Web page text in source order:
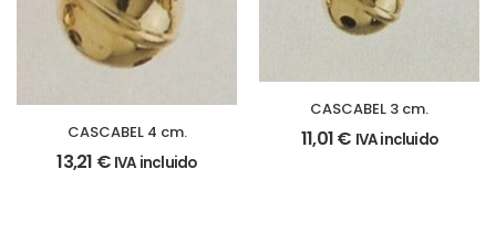
CASCABEL 4 cm.
13,21 € IVA incluido
CASCABEL 3 cm.
11,01€ IVA incluido